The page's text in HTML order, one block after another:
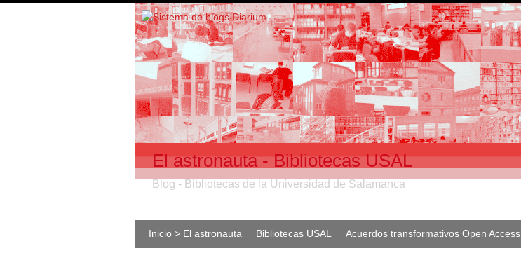
El astronauta - Bibliotecas USAL
Blog - Bibliotecas de la Universidad de Salamanca
Inicio > El astronauta Bibliotecas USAL Acuerdos transformativos Open Access